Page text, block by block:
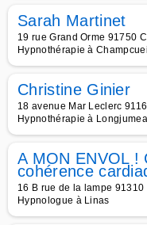
Sarah Martinet
19 rue Grand Orme 91750
Hypnothérapie à Champcueil
Christine Ginier
18 avenue Mar Leclerc
Hypnothérapie à
A MON ENVOL !
cohérence
16 B rue de la lampe
Hypnologue à Linas